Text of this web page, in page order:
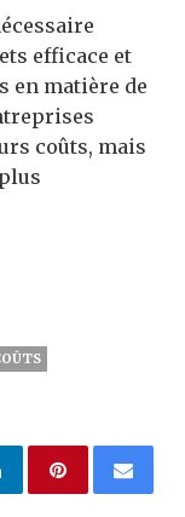
efficace et
en matière de
coûts, mais